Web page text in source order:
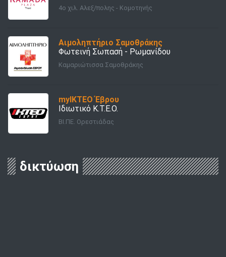
4ο χιλ. Αλεξ/πολης - Κομοτηνής
Αιμοληπτήριο Σαμοθράκης
Φωτεινή Σωπασή - Ρωμανίδου
Καμαριώτισσα Σαμοθράκης
myΙΚΤΕΟ Έβρου
Ιδιωτικό Κ.Τ.Ε.Ο.
ΒΙ.ΠΕ. Ορεστιάδας
δικτύωση